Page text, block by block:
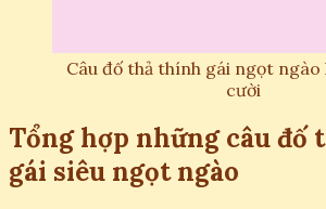
Câu đố thả thính gái ngọt
cười
Tổng hợp những câu đố
gái siêu ngọt ngào